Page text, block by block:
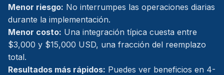
Menor riesgo: No interrumpes las operaciones diarias
durante la implementación.
Menor costo: Una integración típica cuesta entre
$3,000 y $15,000 USD, una fracción del reemplazo
total.
Resultados más rápidos: Puedes ver beneficios en 4-